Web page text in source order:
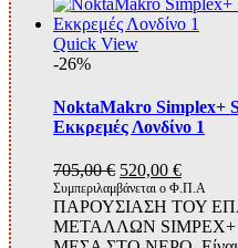
Quick View
-26%
NoktaMakro Simplex+
Εκκρεμές Λονδίνο 1
705,00€ Original
price
was:
705,00 €.
520,00 €Η
τρέχουσα
τιμή
είναι:
Συμπεριλαμβάνεται ο Φ.Π.Α
ΠΑΡΟΥΣΙΑΣΗ ΤΟΥ
ΜΕΤΑΛΛΩΝ